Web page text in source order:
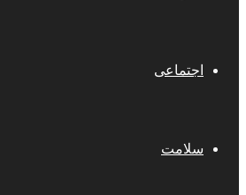
اجتماعی
سلامت